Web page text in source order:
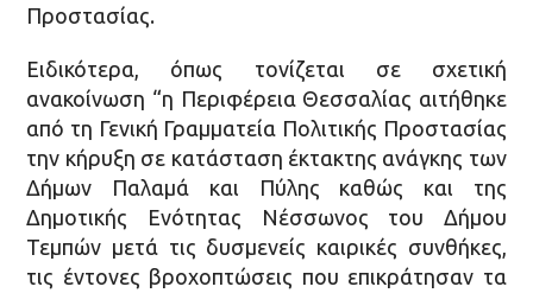
Προστασίας.
Ειδικότερα, όπως τονίζεται σε σχετική
ανακοίνωση “η Περιφέρεια Θεσσαλίας αιτήθηκε
από τη Γενική Γραμματεία Πολιτικής Προστασίας
την κήρυξη σε κατάσταση έκτακτης ανάγκης των
Δήμων Παλαμά και Πύλης καθώς και της
Δημοτικής Ενότητας Νέσσωνος του Δήμου
Τεμπών μετά τις δυσμενείς καιρικές συνθήκες,
τις έντονες βροχοπτώσεις που επικράτησαν τα